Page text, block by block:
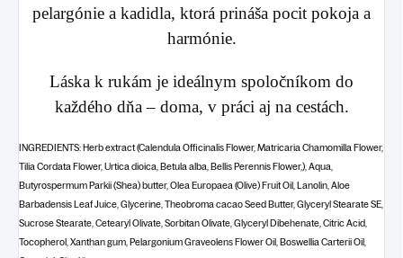
pelargónie a kadidla, ktorá prináša pocit pokoja a
harmónie.
Láska k rukám je ideálnym spoločníkom do
každého dňa – doma, v práci aj na cestách.
INGREDIENTS: Herb extract (Calendula Officinalis Flower, Matricaria Chamomilla Flower,
Tilia Cordata Flower, Urtica dioica, Betula alba, Bellis Perennis Flower,), Aqua,
Butyrospermum Parkii (Shea) butter, Olea Europaea (Olive) Fruit Oil, Lanolin, Aloe
Barbadensis Leaf Juice, Glycerine, Theobroma cacao Seed Butter, Glyceryl Stearate SE,
Sucrose Stearate, Cetearyl Olivate, Sorbitan Olivate, Glyceryl Dibehenate, Citric Acid,
Tocopherol, Xanthan gum, Pelargonium Graveolens Flower Oil, Boswellia Carterii Oil,